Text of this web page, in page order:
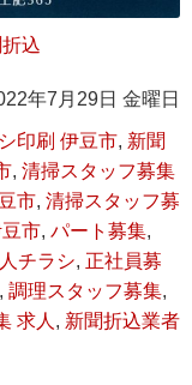
込
年7月29日 金曜日
印刷 伊豆市, 新聞
, 清掃スタッフ募集
市, 清掃スタッフ募
市, パート募集,
チラシ, 正社員募
, 調理スタッフ募集,
求人 , 新聞折込業者